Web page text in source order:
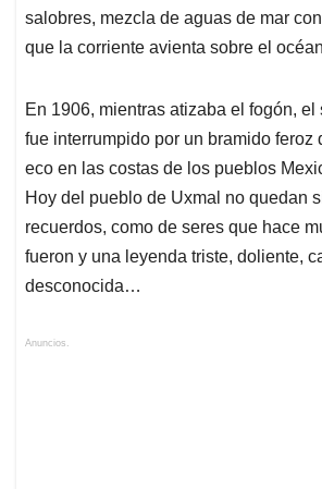
salobres, mezcla de aguas de mar
que la corriente avienta sobre el
En 1906, mientras atizaba el fogón,
fue interrumpido por un bramido feroz
eco en las costas de los pueblos
Hoy del pueblo de Uxmal no quedan
recuerdos, como de seres que hace
fueron y una leyenda triste, doliente,
desconocida…
Anuncios.